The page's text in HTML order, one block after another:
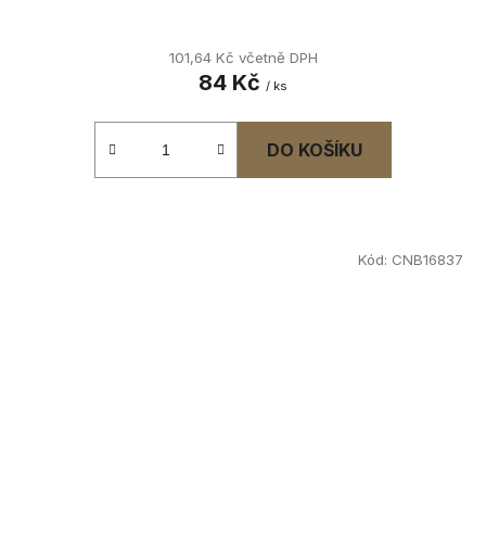
101,64 Kč včetně DPH
84 Kč / ks
DO KOŠÍKU
Kód: CNB16837